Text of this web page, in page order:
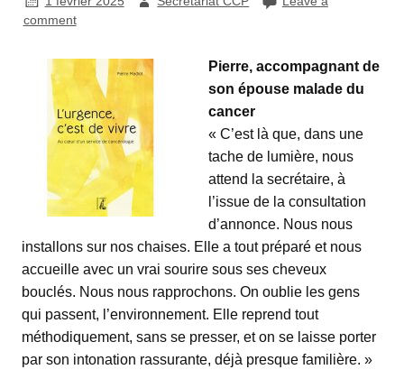
comment
Pierre, accompagnant de
son épouse malade du
cancer
« C’est là que, dans une
tache de lumière, nous
attend la secrétaire, à
l’issue de la consultation
d’annonce. Nous nous
installons sur nos chaises. Elle a tout préparé et nous
accueille avec un vrai sourire sous ses cheveux
bouclés. Nous nous rapprochons. On oublie les gens
qui passent, l’environnement. Elle reprend tout
méthodiquement, sans se presser, et on se laisse porter
par son intonation rassurante, déjà presque familière. »